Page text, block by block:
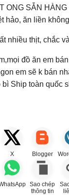
ONG SẴN
hảo, ăn liền
nhiều thịt, chắc
đồ ăn em
em sẽ k bán
Ship toàn quốc
X Blogger
Sao chép
thông tin